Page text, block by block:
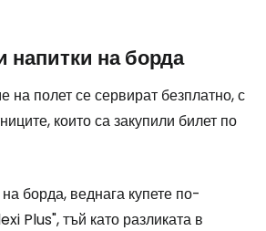
напитки на борда
на полет се сервират безплатно, с
които са закупили билет по
борда, веднага купете по-
Plus", тъй като разликата в